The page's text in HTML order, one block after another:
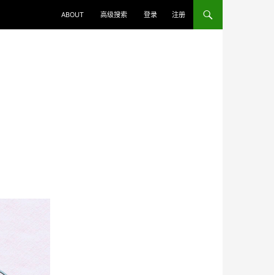
ABOUT 高级搜索 登录 注册